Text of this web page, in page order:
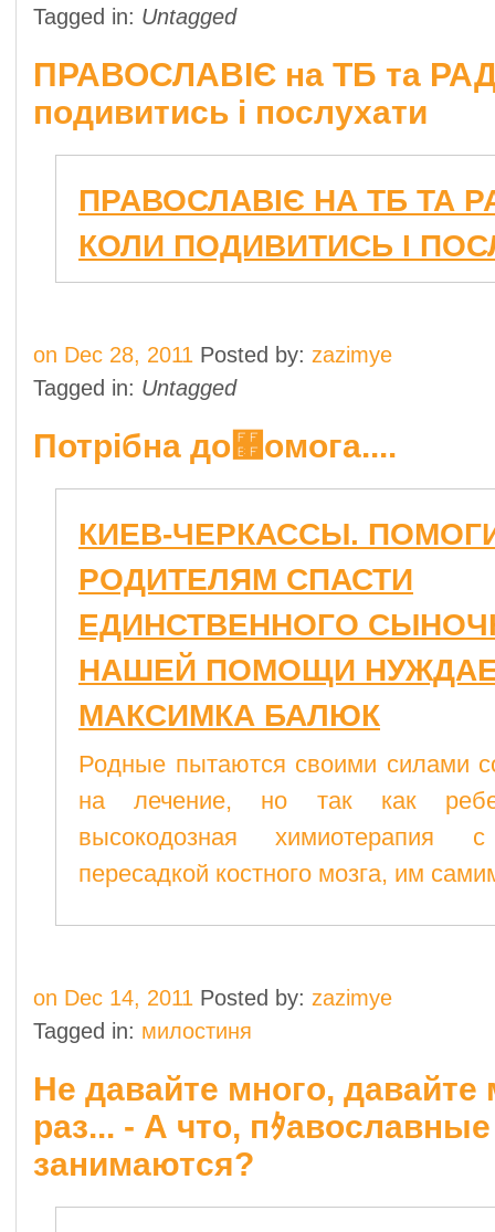
Tagged in: Untagged
ПРАВОСЛАВІЄ на ТБ та
подивитись і послухати
ПРАВОСЛАВІЄ НА ТБ ТА
КОЛИ ПОДИВИТИСЬ І
on Dec 28, 2011 Posted by: zazimye
Tagged in: Untagged
Потрібна до﾿омога....
КИЕВ-ЧЕРКАССЫ.
РОДИТЕЛЯМ СПАСТИ
ЕДИНСТВЕННОГО
НАШЕЙ ПОМОЩИ
МАКСИМКА БАЛЮК
Родные пытаются своими силами
на лечение, но так как
высокодозная химиотерапия
пересадкой костного мозга, им
on Dec 14, 2011 Posted by: zazimye
Tagged in: милостиня
Не давайте много,
раз... - А что, пﾀ
занимаются?